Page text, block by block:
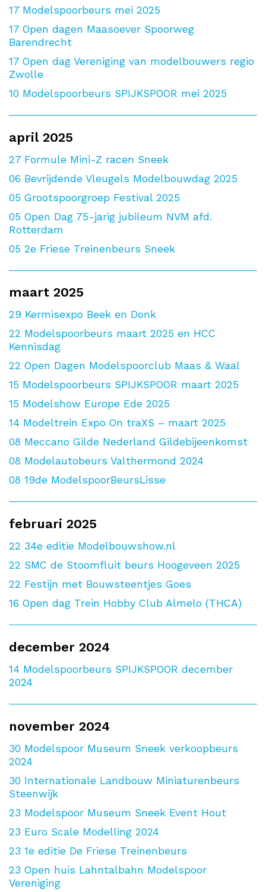
17 Modelspoorbeurs mei 2025
17 Open dagen Maasoever Spoorweg
Barendrecht
17 Open dag Vereniging van modelbouwers regio
Zwolle
10 Modelspoorbeurs SPIJKSPOOR mei 2025
april 2025
27 Formule Mini-Z racen Sneek
06 Bevrijdende Vleugels Modelbouwdag 2025
05 Grootspoorgroep Festival 2025
05 Open Dag 75-jarig jubileum NVM afd.
Rotterdam
05 2e Friese Treinenbeurs Sneek
maart 2025
29 Kermisexpo Beek en Donk
22 Modelspoorbeurs maart 2025 en HCC
Kennisdag
22 Open Dagen Modelspoorclub Maas & Waal
15 Modelspoorbeurs SPIJKSPOOR maart 2025
15 Modelshow Europe Ede 2025
14 Modeltrein Expo On traXS – maart 2025
08 Meccano Gilde Nederland Gildebijeenkomst
08 Modelautobeurs Valthermond 2024
08 19de ModelspoorBeursLisse
februari 2025
22 34e editie Modelbouwshow.nl
22 SMC de Stoomfluit beurs Hoogeveen 2025
22 Festijn met Bouwsteentjes Goes
16 Open dag Trein Hobby Club Almelo (THCA)
december 2024
14 Modelspoorbeurs SPIJKSPOOR december
2024
november 2024
30 Modelspoor Museum Sneek verkoopbeurs
2024
30 Internationale Landbouw Miniaturenbeurs
Steenwijk
23 Modelspoor Museum Sneek Event Hout
23 Euro Scale Modelling 2024
23 1e editie De Friese Treinenbeurs
23 Open huis Lahntalbahn Modelspoor
Vereniging